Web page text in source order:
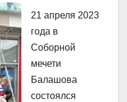
21 апреля 2023
года в
Соборной
мечети
Балашова
состоялся